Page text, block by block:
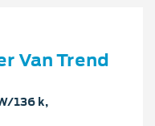
Van Trend
136 k,